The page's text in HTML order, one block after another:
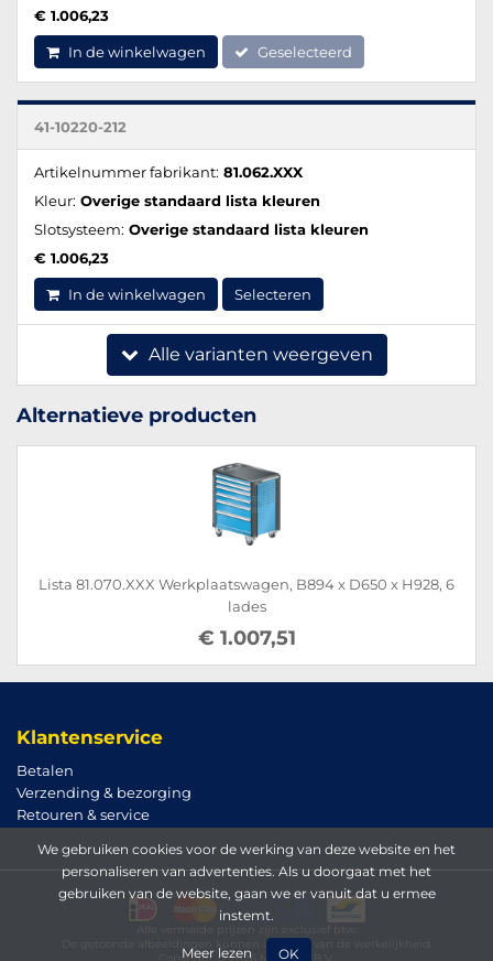
€ 1.006,23
In de winkelwagen Geselecteerd
41-10220-212
Artikelnummer fabrikant: 81.062.XXX
Kleur: Overige standaard lista kleuren
Slotsysteem: Overige standaard lista kleuren
€ 1.006,23
In de winkelwagen Selecteren
Alle varianten weergeven
Alternatieve producten
Lista 81.070.XXX Werkplaatswagen, B894 x D650 x H928, 6
lades
€ 1.007,51
Klantenservice
Betalen
Verzending & bezorging
Retouren & service
Alle vermelde prijzen zijn exclusief btw.
De getoonde afbeeldingen kunnen afwijken van de werkelijkheid.
We gebruiken cookies voor de werking van deze website en het
personaliseren van advertenties. Als u doorgaat met het
gebruiken van de website, gaan we er vanuit dat u ermee
instemt.
Meer lezen OK